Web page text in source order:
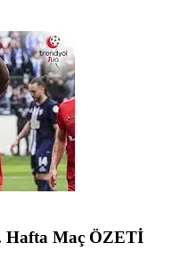
Hafta Maç ÖZETİ